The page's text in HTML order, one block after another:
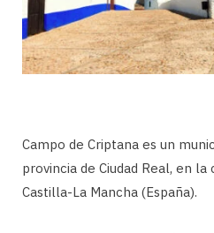
Campo de Criptana es un
provincia de Ciudad Real, en
Castilla-La Mancha (España).